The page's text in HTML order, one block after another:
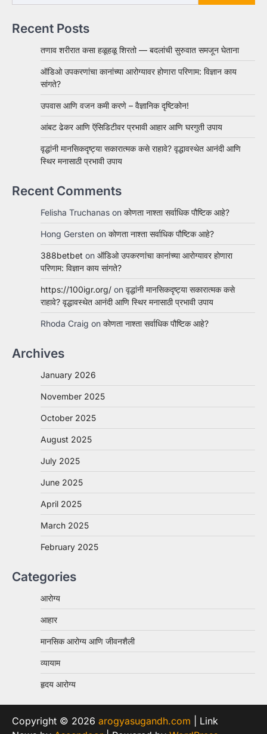
Recent Posts
तणाव शरीरात कसा हळूहळू शिरतो — बदलांची सुरुवात समजून घेताना
ऑडिओ उपकरणांचा कानांच्या आरोग्यावर होणारा परिणाम: विज्ञान काय
सांगते?
उपवास आणि वजन कमी करणे – वैज्ञानिक दृष्टिकोन!
आंबट ढेकर आणि ऍसिडिटीवर प्रभावी आहार आणि घरगुती उपाय
वृद्धांनी मानसिकदृष्ट्या सकारात्मक कसे राहावे? वृद्धावस्थेत आनंदी आणि
स्थिर मनासाठी प्रभावी उपाय
Recent Comments
Felisha Truchanas on कोणता नाश्ता सर्वाधिक पौष्टिक आहे?
Hong Gersten on कोणता नाश्ता सर्वाधिक पौष्टिक आहे?
388betbet on ऑडिओ उपकरणांचा कानांच्या आरोग्यावर होणारा
परिणाम: विज्ञान काय सांगते?
https://100igr.org/ on वृद्धांनी मानसिकदृष्ट्या सकारात्मक कसे
राहावे? वृद्धावस्थेत आनंदी आणि स्थिर मनासाठी प्रभावी उपाय
Rhoda Craig on कोणता नाश्ता सर्वाधिक पौष्टिक आहे?
Archives
January 2026
November 2025
October 2025
August 2025
July 2025
June 2025
April 2025
March 2025
February 2025
Categories
आरोग्य
आहार
मानसिक आरोग्य आणि जीवनशैली
व्यायाम
हृदय आरोग्य
Copyright © 2026 arogyasugandh.com | Link